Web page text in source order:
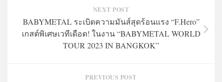
NEXT POST
BABYMETAL ระเบิดความมันส์สุดร้อนแรง “F.Hero”
เกสต์พิเศษเวทีเดือด! ในงาน “BABYMETAL WORLD
TOUR 2023 IN BANGKOK”
PREVIOUS POST